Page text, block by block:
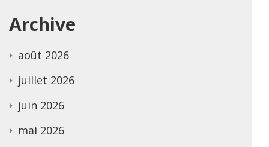
Archive
août 2026
juillet 2026
juin 2026
mai 2026